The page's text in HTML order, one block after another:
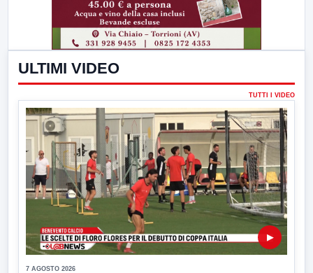
ULTIMI VIDEO
TUTTI I VIDEO
▶
7 AGOSTO 2026